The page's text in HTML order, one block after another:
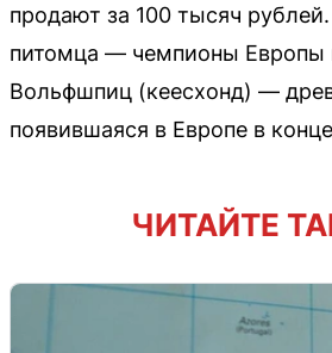
продают за 100 тысяч
питомца — чемпионы Европы
Вольфшпиц (кеесхонд) —
появившаяся в Европе в
ЧИТАЙТЕ